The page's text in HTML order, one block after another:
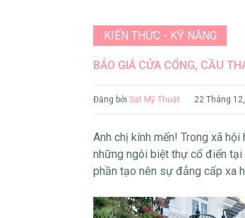
KIẾN THỨC - KỸ NĂNG
BÁO GIÁ CỬA CỔNG, CẦU
Đăng bởi Sắt Mỹ Thuật 22 Tháng
Anh chị kính mến! Trong xã
những ngôi biệt thự cổ điển tại
phần tạo nên sự đẳng cấp xa